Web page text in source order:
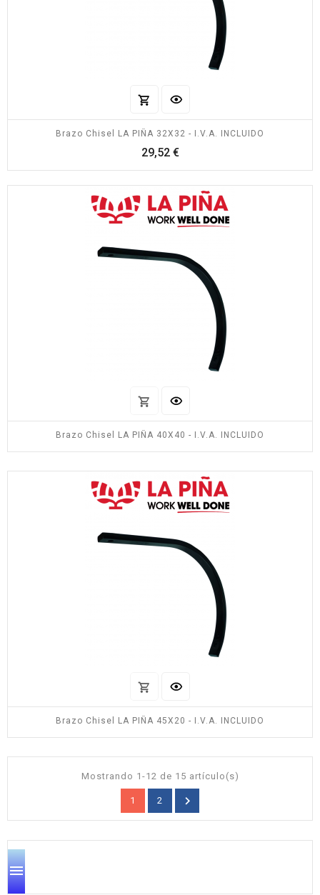
Brazo Chisel LA PIÑA 32X32 - I.V.A. INCLUIDO
29,52 €Precio
Brazo Chisel LA PIÑA 40X40 - I.V.A. INCLUIDO
Brazo Chisel LA PIÑA 45X20 - I.V.A. INCLUIDO
Mostrando 1-12 de 15 artículo(s)
1 2 
